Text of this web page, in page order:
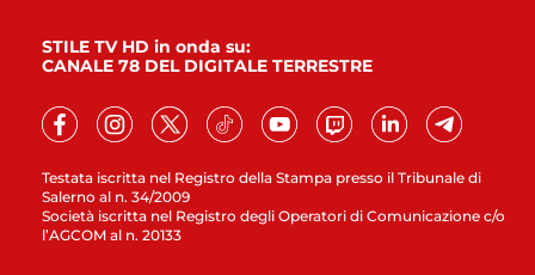
Testata iscritta nel Registro della Stampa presso il Tribunale di
Salerno al n. 34/2009
Società iscritta nel Registro degli Operatori di Comunicazione c/o
l’AGCOM al n. 20133
STILE TV HD in onda su:
CANALE 78 DEL DIGITALE TERRESTRE